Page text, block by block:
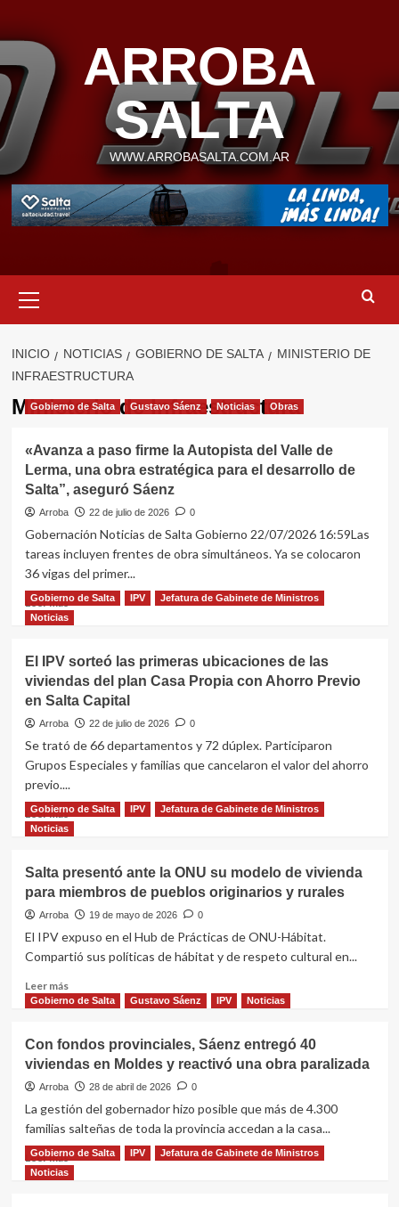
contenido
ARROBA
SALTA
WWW.ARROBASALTA.COM.AR
primario
INICIO NOTICIAS GOBIERNO DE SALTA
MINISTERIO DE
INFRAESTRUCTURA
Ministerio de Infraestructura
Gobierno de Salta Gustavo Sáenz Noticias Obras
«Avanza a paso firme la Autopista del Valle de
Lerma, una obra estratégica para el desarrollo de
Salta”, aseguró Sáenz
Arroba 22 de julio de 2026 0
Gobernación Noticias de Salta Gobierno 22/07/2026 16:59Las
tareas incluyen frentes de obra simultáneos. Ya se colocaron
36 vigas del primer...
Leer másLeer
más
a
paso
firme
la
del
Valle
de
Lerma,
una
obra
para
el
de
Salta”,
aseguró
Gobierno de Salta IPV
Jefatura de Gabinete de Ministros
Noticias
El IPV sorteó las primeras ubicaciones de las
viviendas del plan Casa Propia con Ahorro Previo
en Salta Capital
Arroba 22 de julio de 2026 0
Se trató de 66 departamentos y 72 dúplex. Participaron
Grupos Especiales y familias que cancelaron el valor del ahorro
previo....
Leer másLeer
más
IPV
sorteó
las
ubicaciones
de
viviendas
Casa
Propia
con
Previo
en
Salta
Capital
Gobierno de Salta IPV
Jefatura de Gabinete de Ministros
Noticias
Salta presentó ante la ONU su modelo de vivienda
para miembros de pueblos originarios y rurales
Arroba 19 de mayo de 2026 0
El IPV expuso en el Hub de Prácticas de ONU-Hábitat.
Compartió sus políticas de hábitat y de respeto cultural en...
Leer másLeer
más
presentó
ante
la
modelo
de
vivienda
Gobierno de Salta Gustavo Sáenz IPV Noticias
Con fondos provinciales, Sáenz entregó 40
viviendas en Moldes y reactivó una obra paralizada
Arroba 28 de abril de 2026 0
La gestión del gobernador hizo posible que más de 4.300
familias salteñas de toda la provincia accedan a la casa...
Leer másLeer
más
Gobierno de Salta IPV
Jefatura de Gabinete de Ministros
Noticias